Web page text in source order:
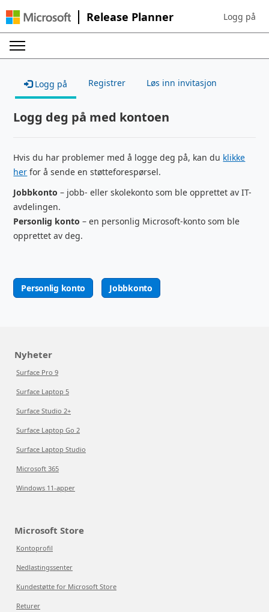
Release Planner Sign in to
Logg på
Logg på Registrer Løs inn invitasjon
Logg deg på med kontoen
Hvis du har problemer med å logge deg på, kan du klikke
her for å sende en støtteforespørsel.
Jobbkonto – jobb- eller skolekonto som ble opprettet av IT-
avdelingen.
Personlig konto – en personlig Microsoft-konto som ble
opprettet av deg.
Personlig konto Jobbkonto
Nyheter
Surface Pro 9
Surface Laptop 5
Surface Studio 2+
Surface Laptop Go 2
Surface Laptop Studio
Microsoft 365
Windows 11-apper
Microsoft Store
Kontoprofil
Nedlastingssenter
Kundestøtte for Microsoft Store
Returer